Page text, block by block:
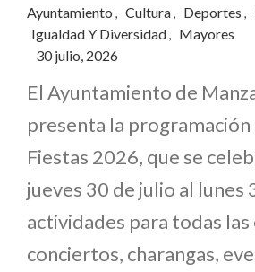
Ayuntamiento , Cultura, Deportes ,
Igualdad Y Diversidad, Mayores
30 julio, 2026
El Ayuntamiento de
presenta la programación
Fiestas 2026, que se
jueves 30 de julio al lunes
actividades para todas las
conciertos, charangas,